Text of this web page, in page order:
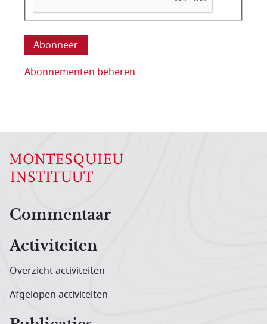
Deze vraag is om te controleren dat u een mens
Abonnementen beheren
Hoofdnavigatiemenu
Commentaar
Activiteiten
Overzicht activiteiten
Afgelopen activiteiten